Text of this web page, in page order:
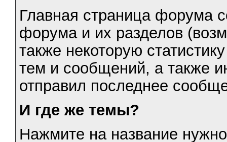
Главная страница форума
форума и их разделов
также некоторую
тем и сообщений, а также
отправил последнее
И где же темы?
Нажмите на название